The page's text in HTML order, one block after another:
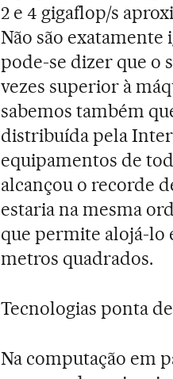
2 e 4 gigaflop/s
Não são exatamente
pode-se dizer que o
vezes superior à
sabemos também
distribuída pela
equipamentos de
alcançou o recorde
estaria na mesma
que permite alojá-lo
metros quadrados.
Tecnologias ponta
Na computação em